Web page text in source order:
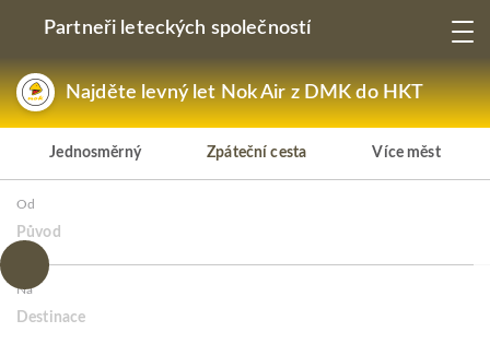
Partneři leteckých společností
Najděte levný let Nok Air z DMK do HKT
Jednosměrný Zpáteční cesta Více měst
Od
Původ
Na
Destinace